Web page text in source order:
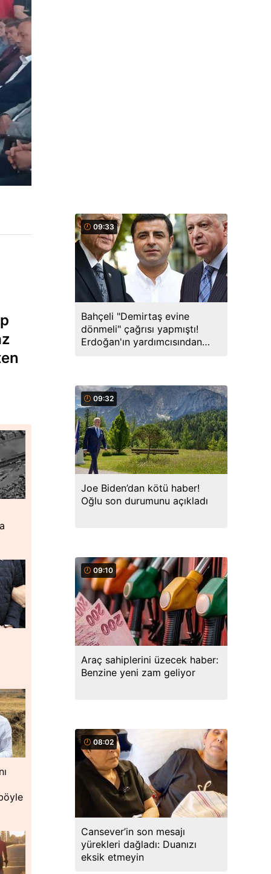
09:33
Bahçeli "Demirtaş evine
dönmeli" çağrısı yapmıştı!
Erdoğan'ın yardımcısından
09:32
Joe Biden’dan kötü haber!
Oğlu son durumunu açıkladı
09:10
Araç sahiplerini üzecek haber:
Benzine yeni zam geliyor
08:02
Cansever’in son mesajı
yürekleri dağladı: Duanızı
eksik etmeyin